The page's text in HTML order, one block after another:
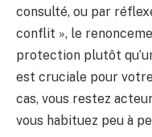
consulté, ou par
conflit », le
protection plutôt
est cruciale pour
cas, vous restez
vous habituez peu à